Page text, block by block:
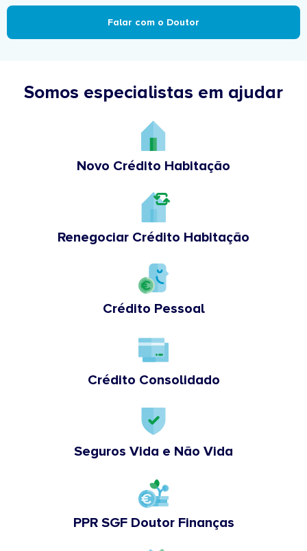
Falar com o Doutor
Somos especialistas em ajudar
Novo Crédito Habitação
Renegociar Crédito Habitação
Crédito Pessoal
Crédito Consolidado
Seguros Vida e Não Vida
PPR SGF Doutor Finanças